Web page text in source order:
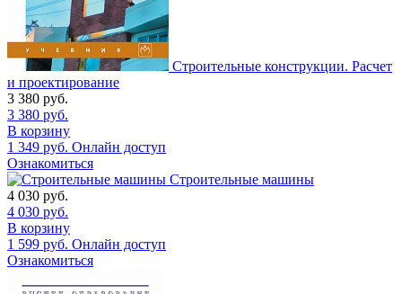
Строительные конструкции. Расчет
и проектирование
3 380 руб.
3 380 руб.
В корзину
1 349 руб. Онлайн доступ
Ознакомиться
Строительные машины
4 030 руб.
4 030 руб.
В корзину
1 599 руб. Онлайн доступ
Ознакомиться